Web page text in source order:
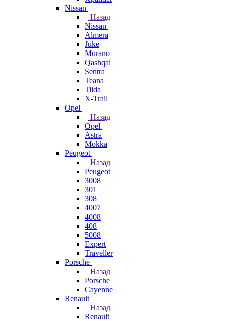
Nissan
Назад
Nissan
Almera
Juke
Murano
Qashqai
Sentra
Teana
Tiida
X-Trail
Opel
Назад
Opel
Astra
Mokka
Peugeot
Назад
Peugeot
3008
301
308
4007
4008
408
5008
Expert
Traveller
Porsche
Назад
Porsche
Cayenne
Renault
Назад
Renault